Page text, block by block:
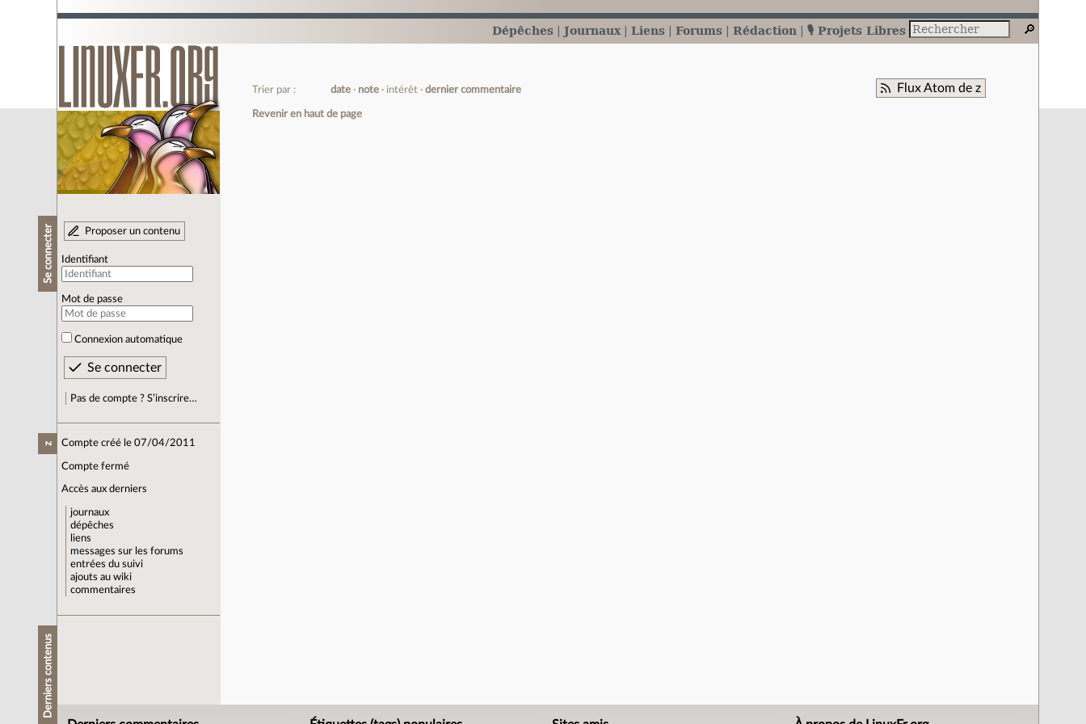
Dépêches Journaux Liens Forums Rédaction 🎙️ Projets Libres
Se connecter Proposer un contenu
Identifiant
Mot de passe
Connexion automatique
Pas de compte ? S’inscrire…
z Compte créé le 07/04/2011
Compte fermé
Accès aux derniers
journaux
dépêches
liens
messages sur les forums
entrées du suivi
ajouts au wiki
commentaires
Derniers contenus
Flux Atom de z
Trier par : date note intérêt dernier commentaire
Revenir en haut de page